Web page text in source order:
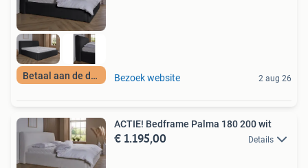
Betaal aan de deur Bezoek website 2 aug 26
ACTIE! Bedframe Palma 180 200 wit
€ 1.195,00 Details